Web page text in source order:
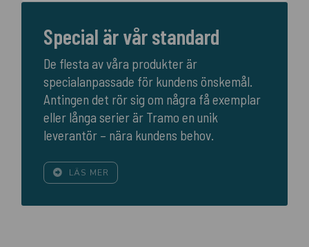
Special är vår standard
De flesta av våra produkter är
specialanpassade för kundens önskemål.
Antingen det rör sig om några få exemplar
eller långa serier är Tramo en unik
leverantör – nära kundens behov.
LÄS MER